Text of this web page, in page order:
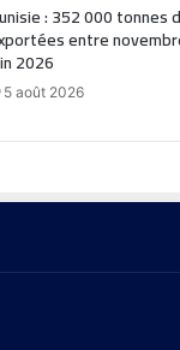
: 352 000 tonnes
entre
2026
5 août 2026